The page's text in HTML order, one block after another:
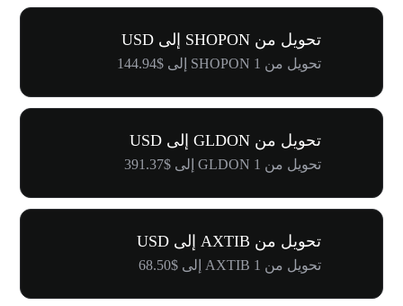
تحويل من SHOPON إلى USD
تحويل من 1 SHOPON إلى $144.94
تحويل من GLDON إلى USD
تحويل من 1 GLDON إلى $391.37
تحويل من AXTIB إلى USD
تحويل من 1 AXTIB إلى $68.50